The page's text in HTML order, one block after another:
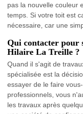
pas la nouvelle couleur
temps. Si votre toit est
nécessaire, car une
Qui contacter pour
Hilaire La Treille ?
Quand il s'agit de
spécialisée est la
essayer de le faire
professionnels, vous
les travaux après